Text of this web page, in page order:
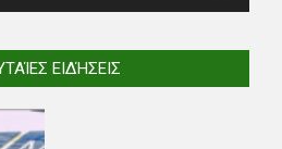
ΕΙΔΉΣΕΙΣ